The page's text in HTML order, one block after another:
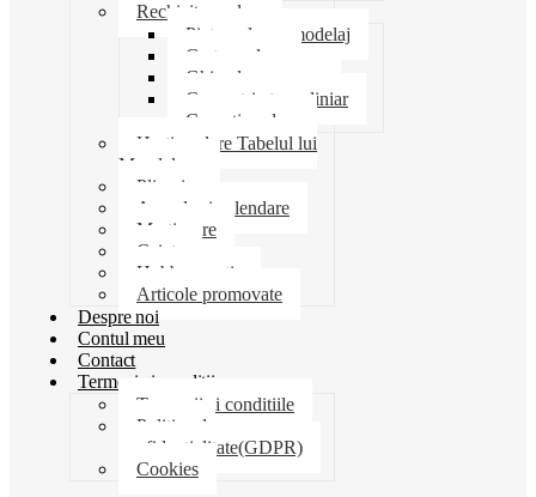
Rechizite scolare
Pictura desen modelaj
Creta scolara
Ghiozdane penare
Geometrie trusa liniar
Coperti scolare
Harti scolare Tabelul lui
Mendeleev
Plicuri
Agende si calendare
Martisoare
Caiete
Hobby creatie
Articole promovate
Despre noi
Contul meu
Contact
Termeni si conditii
Termenii si conditiile
Politica de
confidentialitate(GDPR)
Cookies